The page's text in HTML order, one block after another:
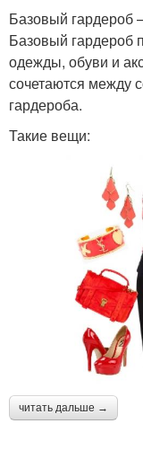
Базовый гардероб
Базовый гардероб
одежды, обуви и
сочетаются между
гардероба.
Такие вещи:
читать дальше →